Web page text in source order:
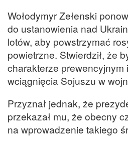
Wołodymyr Zełenski
do ustanowienia nad
lotów, aby powstrzymać
powietrzne. Stwierdził, że
charakterze prewencyjnym
wciągnięcia Sojuszu w
Przyznał jednak, że
przekazał mu, że obecny
na wprowadzenie takiego